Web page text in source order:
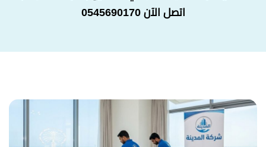
اتصل الآن 0545690170